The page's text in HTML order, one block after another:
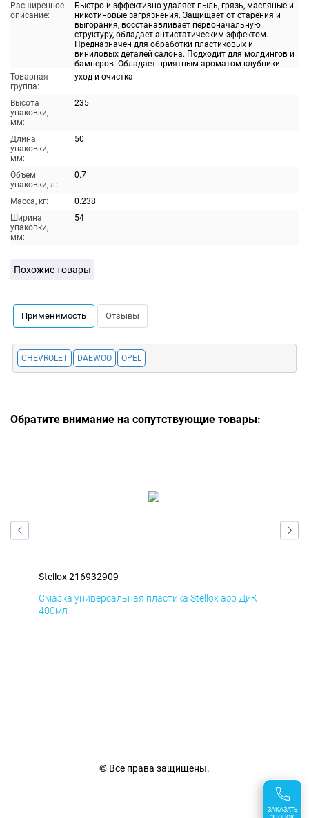
Расширенное
описание:
Быстро и эффективно удаляет пыль, грязь, масляные и
никотиновые загрязнения. Защищает от старения и
выгорания, восстанавливает первоначальную
структуру, обладает антистатическим эффектом.
Предназначен для обработки пластиковых и
виниловых деталей салона. Подходит для молдингов и
бамперов. Обладает приятным ароматом клубники.
Товарная
группа:
уход и очистка
Высота
упаковки,
мм:
235
Длина
упаковки,
мм:
50
Объем
упаковки, л:
0.7
Масса, кг:
0.238
Ширина
упаковки,
мм:
54
Похожие товары
Применимость Отзывы
CHEVROLET DAEWOO OPEL
Обратите внимание на сопутствующие товары:
Stellox 216932909
Смазка универсальная пластика Stellox аэр ДиК
400мл
ЗАКАЗАТЬ
© Все права защищены.